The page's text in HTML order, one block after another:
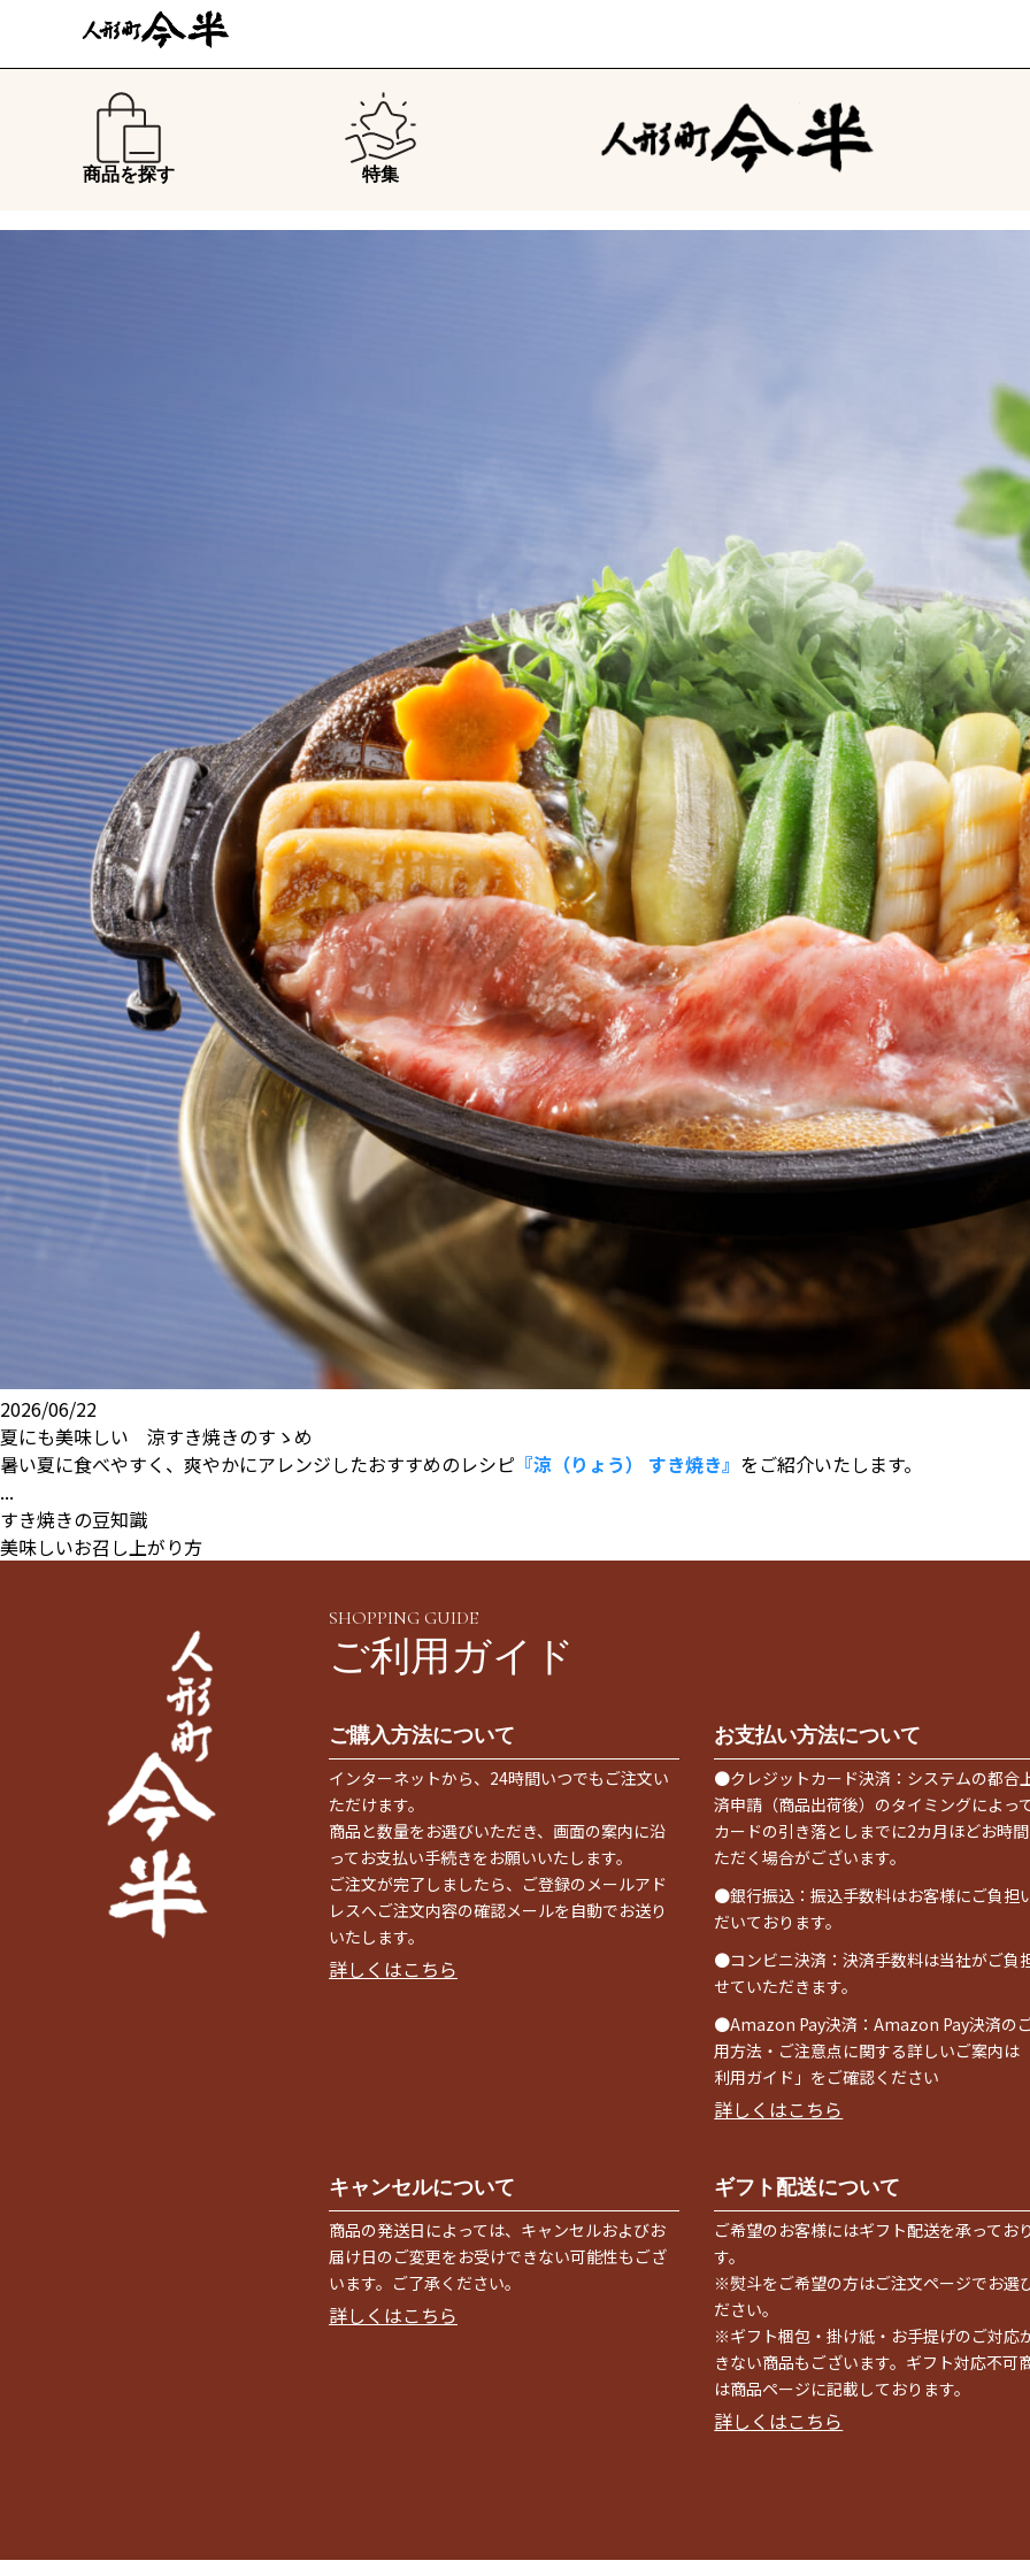
商品を探す 特集
2026/06/22
夏にも美味しい 涼すき焼きのすゝめ
暑い夏に食べやすく、爽やかにアレンジしたおすすめのレシピ 『涼（りょう） すき焼き』 をご紹介いたします。
...
すき焼きの豆知識
美味しいお召し上がり方
SHOPPING GUIDE
ご利用ガイド
ご購入方法について
インターネットから、24時間いつでもご注文い
ただけます。
商品と数量をお選びいただき、画面の案内に沿
ってお支払い手続きをお願いいたします。
ご注文が完了しましたら、ご登録のメールアド
レスへご注文内容の確認メールを自動でお送り
いたします。
詳しくはこちら
お支払い方法について
●クレジットカード決済：システムの都合
済申請（商品出荷後）のタイミングによっ
カードの引き落としまでに2カ月ほどお時
ただく場合がございます。
●銀行振込：振込手数料はお客様にご負担
だいております。
●コンビニ決済：決済手数料は当社がご負
せていただきます。
●Amazon Pay決済：Amazon Pay決済の
用方法・ご注意点に関する詳しいご案内は
利用ガイド」をご確認ください
詳しくはこちら
キャンセルについて
商品の発送日によっては、キャンセルおよびお
届け日のご変更をお受けできない可能性もござ
います。ご了承ください。
詳しくはこちら
ギフト配送について
ご希望のお客様にはギフト配送を承ってお
す。
※熨斗をご希望の方はご注文ページでお選
ださい。
※ギフト梱包・掛け紙・お手提げのご対応
きない商品もございます。ギフト対応不可
は商品ページに記載しております。
詳しくはこちら